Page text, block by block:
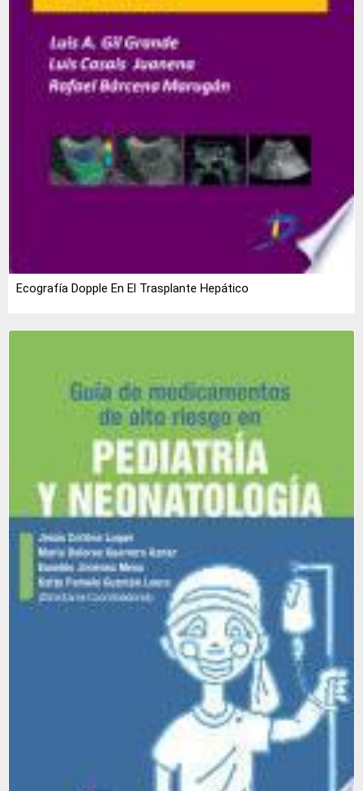
Ecografía Dopple En El Trasplante Hepático